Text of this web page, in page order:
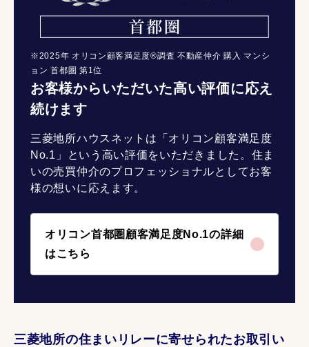
お客様からいただいた高い評価に応え
続けます
三菱地所ハウスネットは「オリコン顧客満足度
No.1」という高い評価をいただきました。住ま
いの売買仲介のプロフェッショナルとしてお客
様の想いに応えます。
オリコン首都圏顧客満足度No.1の詳細
はこちら
※2025年 オリコン顧客満足度®調査 不動産仲介 購入 マンシ
ョン 首都圏 第1位
三菱地所の住まいリレーに寄せられたお取引い